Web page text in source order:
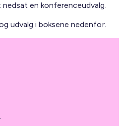
en konferenceudvalg.
udvalg i boksene nedenfor.